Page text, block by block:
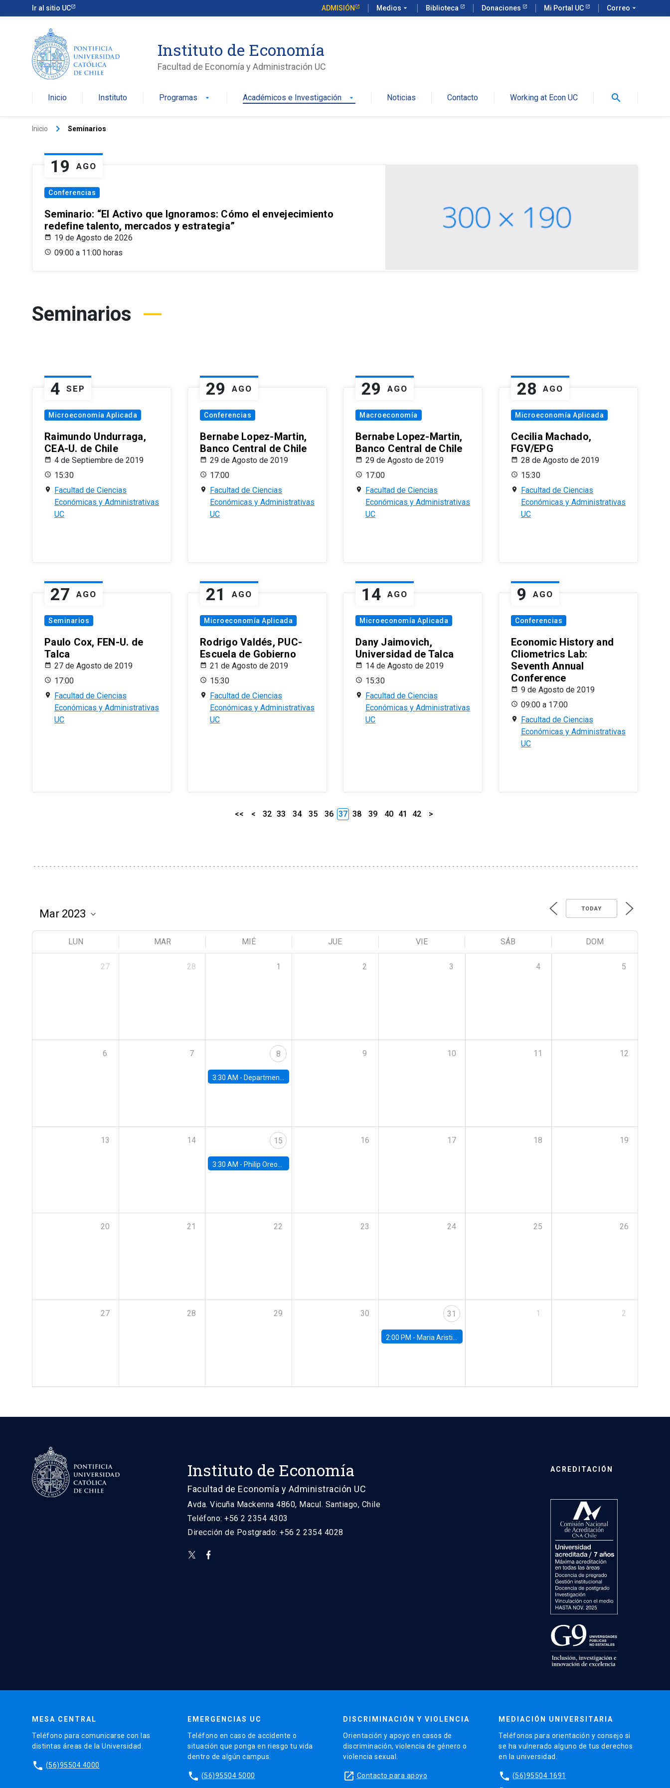
Ir al sitio UC ADMISIÓN Medios arrow_drop_down Biblioteca Donaciones Mi Portal UC Correo arrow_drop_down
Instituto de Economía
Facultad de Economía y Administración UC
Inicio Instituto Programas arrow_drop_down Académicos e Investigación arrow_drop_down Noticias Contacto Working at Econ UC search
Inicio keyboard_arrow_right Seminarios
19 AGO
Conferencias
Seminario: “El Activo que Ignoramos: Cómo el envejecimiento
redefine talento, mercados y estrategia”
19 de Agosto de 2026
09:00 a 11:00 horas
Seminarios
4 SEP
Microeconomía Aplicada
Raimundo Undurraga,
CEA-U. de Chile
4 de Septiembre de 2019
15:30
Facultad de Ciencias
Económicas y Administrativas
UC
29 AGO
Conferencias
Bernabe Lopez-Martin,
Banco Central de Chile
29 de Agosto de 2019
17:00
Facultad de Ciencias
Económicas y Administrativas
UC
29 AGO
Macroeconomía
Bernabe Lopez-Martin,
Banco Central de Chile
29 de Agosto de 2019
17:00
Facultad de Ciencias
Económicas y Administrativas
UC
28 AGO
Microeconomía Aplicada
Cecilia Machado,
FGV/EPG
28 de Agosto de 2019
15:30
Facultad de Ciencias
Económicas y Administrativas
UC
27 AGO
Seminarios
Paulo Cox, FEN-U. de
Talca
27 de Agosto de 2019
17:00
Facultad de Ciencias
Económicas y Administrativas
UC
21 AGO
Microeconomía Aplicada
Rodrigo Valdés, PUC-
Escuela de Gobierno
21 de Agosto de 2019
15:30
Facultad de Ciencias
Económicas y Administrativas
UC
14 AGO
Microeconomía Aplicada
Dany Jaimovich,
Universidad de Talca
14 de Agosto de 2019
15:30
Facultad de Ciencias
Económicas y Administrativas
UC
9 AGO
Conferencias
Economic History and
Cliometrics Lab:
Seventh Annual
Conference
9 de Agosto de 2019
09:00 a 17:00
Facultad de Ciencias
Económicas y Administrativas
UC
<< < 32 33 34 35 36 37 38 39 40 41 42 >
TODAY
LUN MAR MIÉ JUE VIE SÁB DOM
27 28 1 2 3 4 5
6 7 8
3:30 AM - Department Seminar: James Robinson
9 10 11 12
13 14 15
3:30 AM - Philip Oreopolous, University of Toronto
16 17 18 19
20 21 22 23 24 25 26
27 28 29 30 31
2:00 PM - Maria Aristizabal-Ramirez, FED Board
1 2
Instituto de Economía
Facultad de Economía y Administración UC
Avda. Vicuña Mackenna 4860, Macul. Santiago, Chile
Teléfono: +56 2 2354 4303
Dirección de Postgrado: +56 2 2354 4028
ACREDITACIÓN
MESA CENTRAL
Teléfono para comunicarse con las
distintas áreas de la Universidad.
phone (56)95504 4000
EMERGENCIAS UC
Teléfono en caso de accidente o
situación que ponga en riesgo tu vida
dentro de algún campus.
phone (56)95504 5000
DISCRIMINACIÓN Y VIOLENCIA
Orientación y apoyo en casos de
discriminación, violencia de género o
violencia sexual.
launch Contacto para apoyo
MEDIACIÓN UNIVERSITARIA
Teléfonos para orientación y consejo si
se ha vulnerado alguno de tus derechos
en la universidad.
phone (56)95504 1691